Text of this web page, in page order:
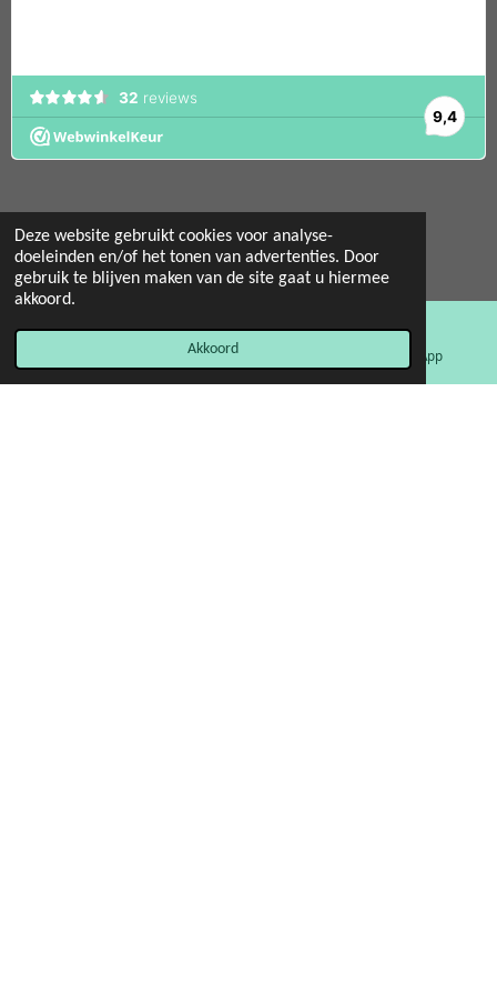
Deze website gebruikt cookies voor analyse-
doeleinden en/of het tonen van advertenties. Door
gebruik te blijven maken van de site gaat u hiermee
akkoord.
Akkoord
© 2022 - 2026 Mint 11 giftstore
Powered by JouwWeb
Facebook WhatsApp